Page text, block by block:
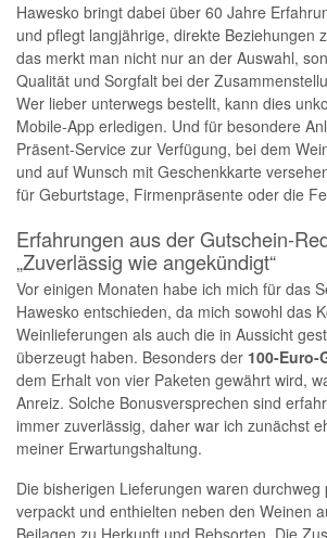
Hawesko bringt dabei über 60 Jahre
und pflegt langjährige, direkte Beziehungen
das merkt man nicht nur an der Auswahl,
Qualität und Sorgfalt bei der
Wer lieber unterwegs bestellt, kann dies
Mobile-App erledigen. Und für besondere
Präsent-Service zur Verfügung, bei dem
und auf Wunsch mit Geschenkkarte
für Geburtstage, Firmenpräsente oder die
Erfahrungen aus der Gutschein-
„Zuverlässig wie angekündigt“
Vor einigen Monaten habe ich mich für das
Hawesko entschieden, da mich sowohl das
Weinlieferungen als auch die in Aussicht
überzeugt haben. Besonders der 100-Euro-
dem Erhalt von vier Paketen gewährt wird,
Anreiz. Solche Bonusversprechen sind
immer zuverlässig, daher war ich zunächst
meiner Erwartungshaltung.
Die bisherigen Lieferungen waren durchweg
verpackt und enthielten neben den Weinen